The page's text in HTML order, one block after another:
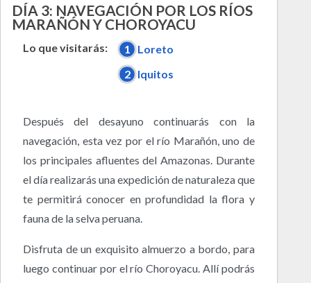
DÍA 3: NAVEGACIÓN POR LOS RÍOS
MARAÑÓN Y CHOROYACU
Lo que visitarás: 1
Loreto
2
Iquitos
Después del desayuno continuarás con la
navegación, esta vez por el río Marañón, uno de
los principales afluentes del Amazonas. Durante
el día realizarás una expedición de naturaleza que
te permitirá conocer en profundidad la flora y
fauna de la selva peruana.
Disfruta de un exquisito almuerzo a bordo, para
luego continuar por el río Choroyacu. Allí podrás